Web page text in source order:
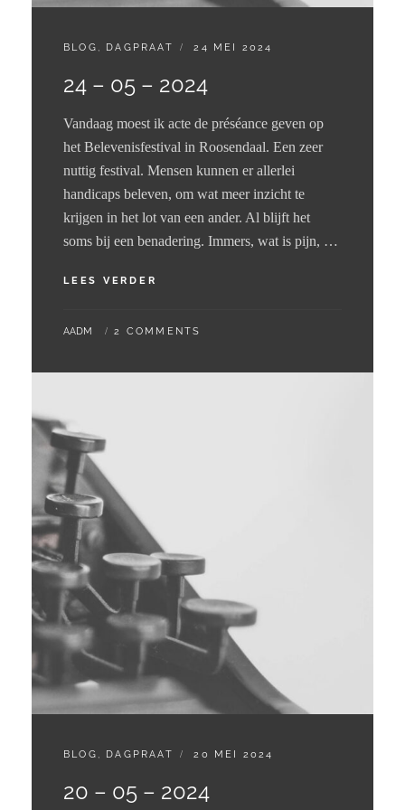
CATEGORIES:
BLOG , DAGPRAAT
GEPLAATST
24 MEI 2024
24 – 05 – 2024
Vandaag moest ik acte de préséance geven op
het Belevenisfestival in Roosendaal. Een zeer
nuttig festival. Mensen kunnen er allerlei
handicaps beleven, om wat meer inzicht te
krijgen in het lot van een ander. Al blijft het
soms bij een benadering. Immers, wat is pijn, …
LEES VERDER
–
BY
AADM 2 COMMENTS
CATEGORIES:
BLOG , DAGPRAAT
GEPLAATST
20 MEI 2024
20 – 05 – 2024